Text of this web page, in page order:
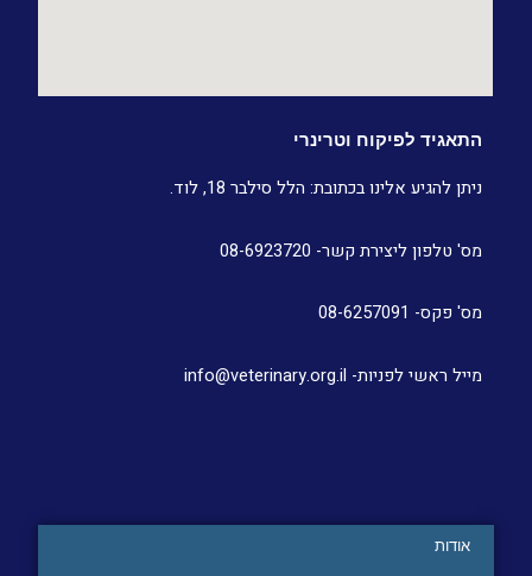
אודות
התאגיד לפיקוח וטרינרי
ניתן להגיע אלינו בכתובת: הלל סילבר 18, לוד.
מס' טלפון ליצירת קשר- 08-6923720
מס' פקס- 08-6257091
מייל ראשי לפניות- info@veterinary.org.il